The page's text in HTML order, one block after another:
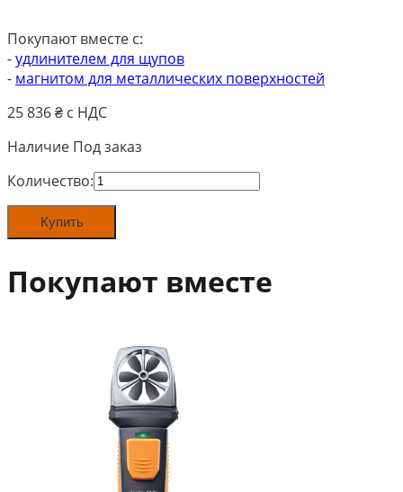
Покупают вместе с:
-удлинителем для щупов
- магнитом для металлических поверхностей
25 836₴ с НДС
Наличие Под заказ
Количество:Количество
770-
комплект
-
мультиметр,
мегаомметр
мВ...1000
мкА...600
Купить
Покупают вместе